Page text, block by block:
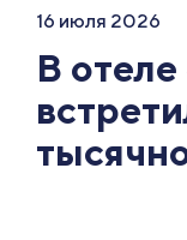
16 июля 2026
В